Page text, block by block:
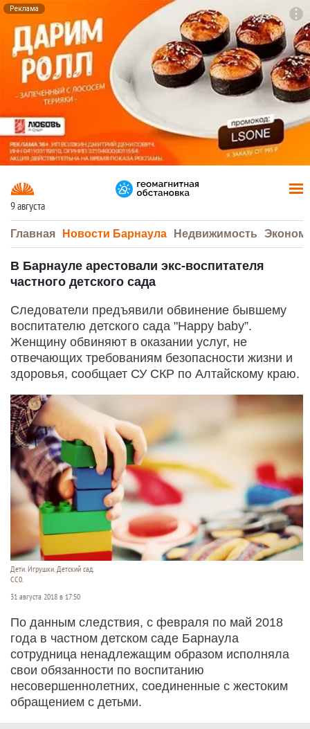
Реклама
9 августа
Главная Новости Барнаула Недвижимость
В Барнауле арестовали экс-воспитателя
частного детского сада
Следователи предъявили обвинение бывшему
воспитателю детского сада "Happy baby”.
Женщину обвиняют в оказании услуг, не
отвечающих требованиям безопасности жизни и
здоровья, сообщает СУ СКР по Алтайскому краю.
Дети. Игрушки. Детский сад.
СС0.
31 августа 2018 в 17:50
По данным следствия, с февраля по май 2018
года в частном детском саде Барнаула
сотрудница ненадлежащим образом исполняла
свои обязанности по воспитанию
несовершеннолетних, соединенные с жестоким
обращением с детьми.